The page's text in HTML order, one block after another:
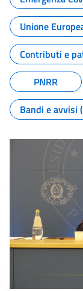
Unione
Contributi e
PNRR
Bandi e avvisi